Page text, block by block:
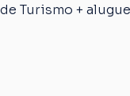
Turismo +